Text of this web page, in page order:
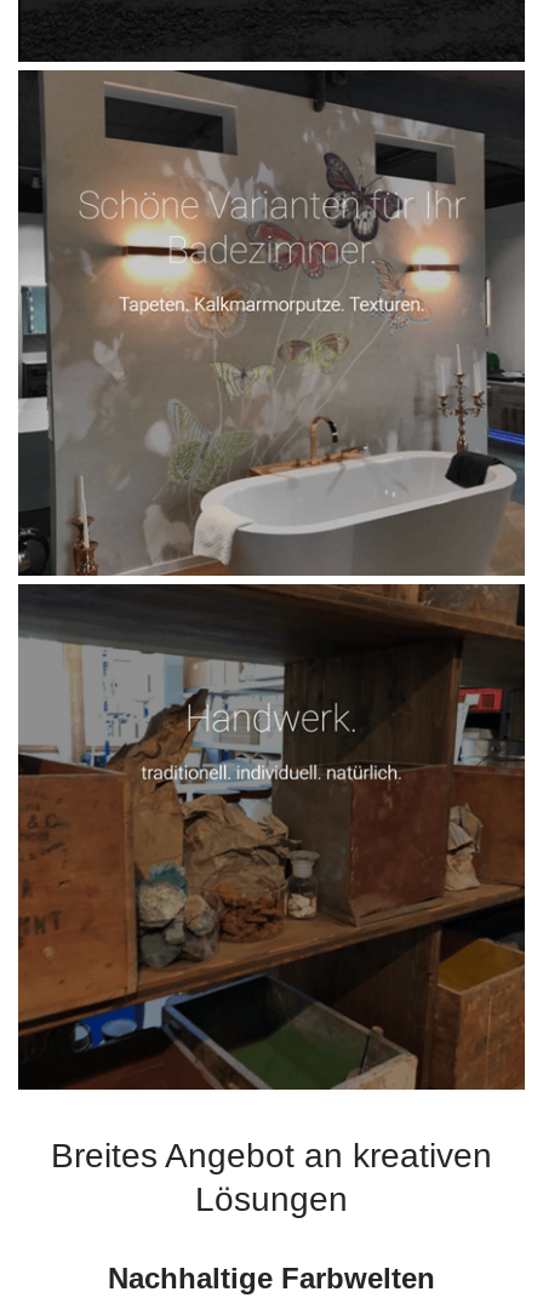
Breites Angebot an kreativen
Lösungen
Nachhaltige Farbwelten